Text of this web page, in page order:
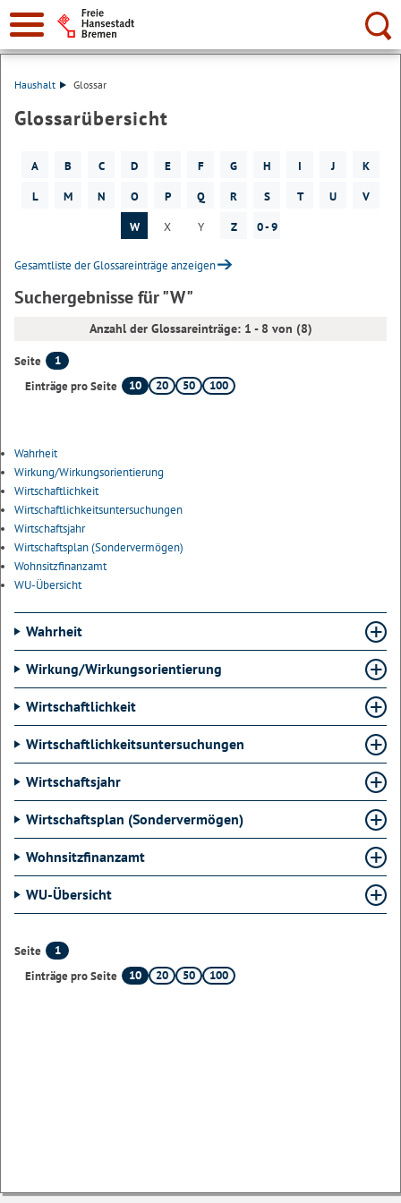
Suche:
Haushalt Glossar
Glossarübersicht
A B C D E F G H I J
K
L
M N O P Q R S T U
V
W
X Y Z 0 - 9
Gesamtliste der Glossareinträge anzeigen
Suchergebnisse für "W"
Anzahl der Glossareinträge: 1 - 8 von (8)
Seite
1
Einträge pro Seite
10 20 50 100
Wahrheit
Wirkung/Wirkungsorientierung
Wirtschaftlichkeit
Wirtschaftlichkeitsuntersuchungen
Wirtschaftsjahr
Wirtschaftsplan (Sondervermögen)
Wohnsitzfinanzamt
WU-Übersicht
Wahrheit
Wirkung/Wirkungsorientierung
Wirtschaftlichkeit
Wirtschaftlichkeitsuntersuchungen
Wirtschaftsjahr
Wirtschaftsplan (Sondervermögen)
Wohnsitzfinanzamt
WU-Übersicht
Seite
1
Einträge pro Seite
10 20 50 100